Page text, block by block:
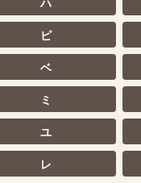
ピ
ベ
ミ
ユ
レ